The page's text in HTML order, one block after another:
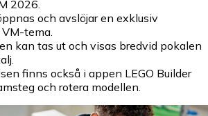
2026.
och avslöjar en exklusiv
tema.
kan tas ut och visas bredvid pokalen
finns också i appen LEGO Builder
och rotera modellen.